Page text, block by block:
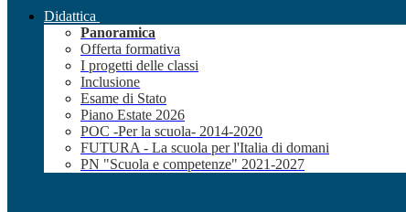
Didattica
Panoramica
Offerta formativa
I progetti delle classi
Inclusione
Esame di Stato
Piano Estate 2026
POC -Per la scuola- 2014-2020
FUTURA - La scuola per l'Italia di domani
PN "Scuola e competenze" 2021-2027